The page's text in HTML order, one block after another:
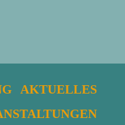
AKTUELLES